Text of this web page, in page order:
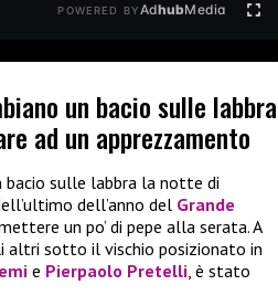
POWERED BYAdhubMedia
un bacio sulle labbra
ad un apprezzamento
bacio sulle labbra la notte di
dell’anno del Grande
un po’ di pepe alla serata. A
altri sotto il vischio posizionato in
e Pierpaolo Pretelli, è stato